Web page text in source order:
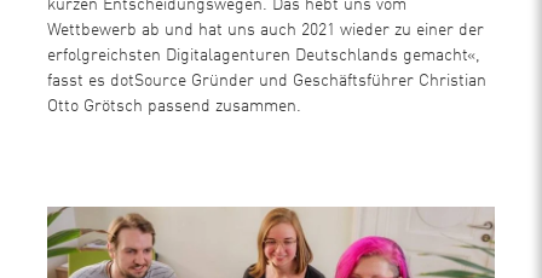
kurzen Entscheidungswegen. Das hebt uns vom
Wettbewerb ab und hat uns auch 2021 wieder zu einer der
erfolgreichsten Digitalagenturen Deutschlands gemacht«,
fasst es dotSource Gründer und Geschäftsführer Christian
Otto Grötsch passend zusammen.